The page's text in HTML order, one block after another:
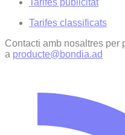
Tarifes publicitat
Tarifes classificats
Contacti amb nosaltres per
a producte@bondia.ad